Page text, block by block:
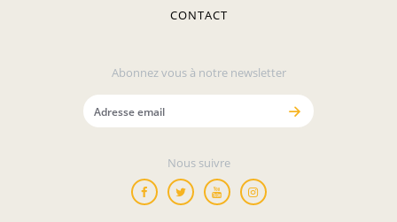
CONTACT
Abonnez vous à notre newsletter
Nous suivre